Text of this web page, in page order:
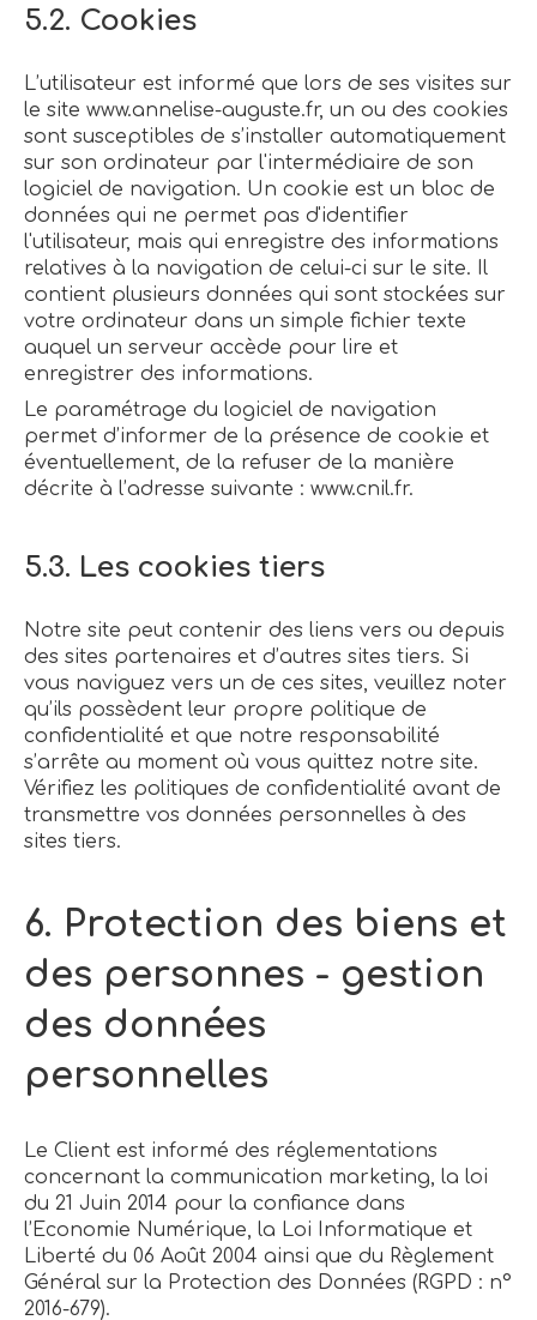
5.2. Cookies
L’utilisateur est informé que lors de ses visites sur
le site www.annelise-auguste.fr, un ou des cookies
sont susceptibles de s’installer automatiquement
sur son ordinateur par l'intermédiaire de son
logiciel de navigation. Un cookie est un bloc de
données qui ne permet pas d'identifier
l'utilisateur, mais qui enregistre des informations
relatives à la navigation de celui-ci sur le site. Il
contient plusieurs données qui sont stockées sur
votre ordinateur dans un simple fichier texte
auquel un serveur accède pour lire et
enregistrer des informations.
Le paramétrage du logiciel de navigation
permet d’informer de la présence de cookie et
éventuellement, de la refuser de la manière
décrite à l’adresse suivante : www.cnil.fr.
5.3. Les cookies tiers
Notre site peut contenir des liens vers ou depuis
des sites partenaires et d’autres sites tiers. Si
vous naviguez vers un de ces sites, veuillez noter
qu’ils possèdent leur propre politique de
confidentialité et que notre responsabilité
s’arrête au moment où vous quittez notre site.
Vérifiez les politiques de confidentialité avant de
transmettre vos données personnelles à des
sites tiers.
6. Protection des biens et
des personnes - gestion
des données
personnelles
Le Client est informé des réglementations
concernant la communication marketing, la loi
du 21 Juin 2014 pour la confiance dans
l’Economie Numérique, la Loi Informatique et
Liberté du 06 Août 2004 ainsi que du Règlement
Général sur la Protection des Données (RGPD : n°
2016-679).